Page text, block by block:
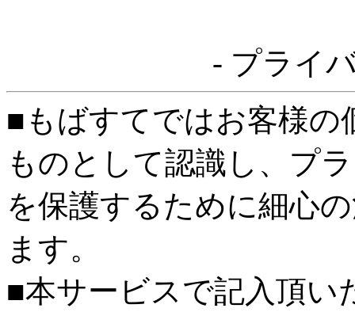
- プライ
■もばすてではお客様の
ものとして認識し、プ
を保護するために細心
ます。
■本サービスで記入頂い